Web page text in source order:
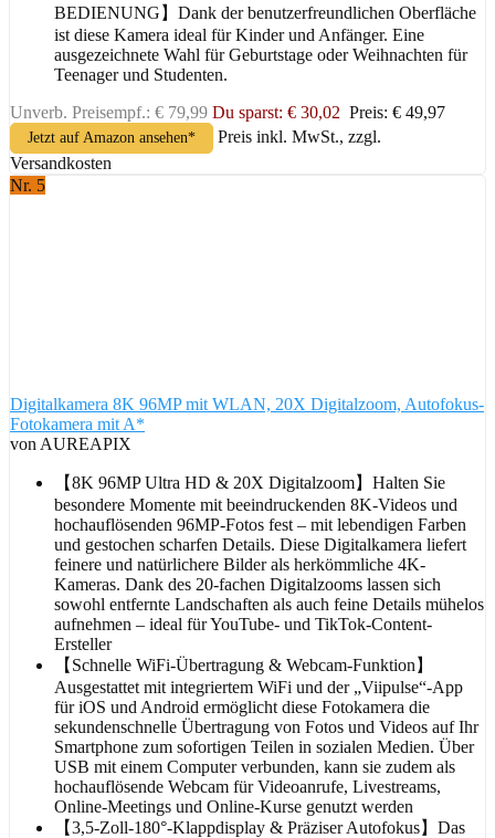
BEDIENUNG】Dank der benutzerfreundlichen Oberfläche
ist diese Kamera ideal für Kinder und Anfänger. Eine
ausgezeichnete Wahl für Geburtstage oder Weihnachten für
Teenager und Studenten.
Unverb. Preisempf.: € 79,99 Du sparst: € 30,02 Preis: € 49,97
Jetzt auf Amazon ansehen*
Preis inkl. MwSt., zzgl.
Versandkosten
Nr. 5
Digitalkamera 8K 96MP mit WLAN, 20X Digitalzoom, Autofokus-
Fotokamera mit A*
von AUREAPIX
【8K 96MP Ultra HD & 20X Digitalzoom】Halten Sie
besondere Momente mit beeindruckenden 8K-Videos und
hochauflösenden 96MP-Fotos fest – mit lebendigen Farben
und gestochen scharfen Details. Diese Digitalkamera liefert
feinere und natürlichere Bilder als herkömmliche 4K-
Kameras. Dank des 20-fachen Digitalzooms lassen sich
sowohl entfernte Landschaften als auch feine Details mühelos
aufnehmen – ideal für YouTube- und TikTok-Content-
Ersteller
【Schnelle WiFi-Übertragung & Webcam-Funktion】
Ausgestattet mit integriertem WiFi und der „Viipulse“-App
für iOS und Android ermöglicht diese Fotokamera die
sekundenschnelle Übertragung von Fotos und Videos auf Ihr
Smartphone zum sofortigen Teilen in sozialen Medien. Über
USB mit einem Computer verbunden, kann sie zudem als
hochauflösende Webcam für Videoanrufe, Livestreams,
Online-Meetings und Online-Kurse genutzt werden
【3,5-Zoll-180°-Klappdisplay & Präziser Autofokus】Das